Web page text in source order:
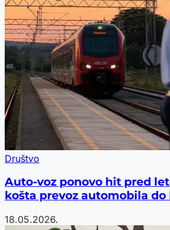
Društvo
Auto-voz ponovo hit pred
košta prevoz automobila do
18.05.2026.